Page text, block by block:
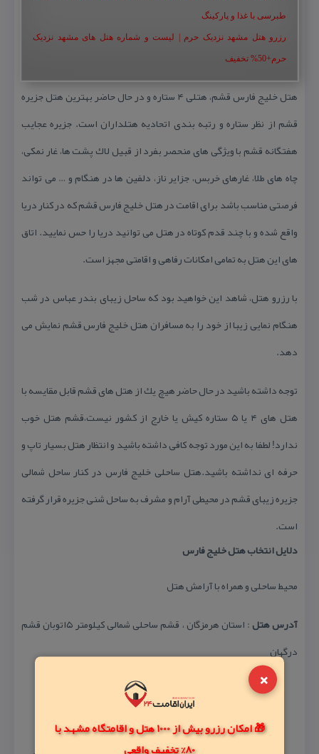
×
🎁 امکان رزرو بیش از 1000 هتل و اقامتگاه مشهد با
80% تخفیف واقعی
طبرسی با غذا و پارکینگ
رزرو هتل مشهد نزدیک حرم | لیست و شماره هتل های مشهد نزدیک
حرم+50% تخفیف
هتل خلیج فارس قشم، هتلی ۴ ستاره و در حال حاضر بهترین هتل جزیره
قشم از نظر ستاره و رتبه بندی اتحادیه هتلداران است. جزیره عجایب
هفتگانه قشم با ویژگی های منحصر بفرد از قبیل لاك پشت ها، غار نمكی،
چاه های طلا، غارهای خربس، جزایر ناز، دلفین ها در هنگام و … می تواند
فرصتی مناسب باشد برای اقامت در هتل خلیج فارس قشم كه در كنار دریا
واقع شده و با چند قدم كوتاه در هتل می توانید دریا را حس نمایید. اتاق
های این هتل به تمامی امكانات رفاهی و اقامتی مجهز است.
با رزرو هتل، شاهد این خواهید بود كه ساحل زیبای بندر عباس در شب
هنگام نمایی زیبا از خود را به مسافران هتل خلیج فارس قشم نمایش می
دهد.
توجه داشته باشید در حال حاضر هیچ یك از هتل های قشم قابل مقایسه با
هتل های ۴ یا ۵ ستاره كیش یا خارج از كشور نیست،قشم هتل خوب
ندارد! لطفا به این مورد توجه كافی داشته باشید و انتظار هتل بسیار تاپ و
حرفه ای نداشته باشید.هتل ساحلی خلیج فارس در كنار ساحل شمالی
جزیره زیبای قشم در محیطی آرام و مشرف به ساحل شنی جزیره قرار گرفته
است.
دلایل انتخاب هتل خلیج فارس
محیط ساحلی و همراه با آرامش هتل
آدرس هتل
: استان هرمزگان ، قشم ساحلی شمالی كیلومتر ۵اتوبان قشم
درگهان